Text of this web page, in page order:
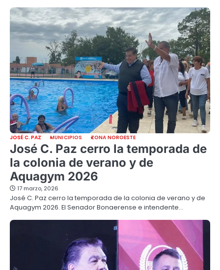
JOSÉ C. PAZ MUNICIPIOS ZONA NOROESTE
José C. Paz cerro la temporada de
la colonia de verano y de
Aquagym 2026
17 marzo, 2026
José C. Paz cerro la temporada de la colonia de verano y de
Aquagym 2026. El Senador Bonaerense e intendente…